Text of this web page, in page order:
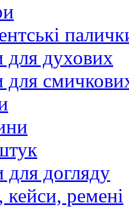
для духових
для
для догляду
ремені